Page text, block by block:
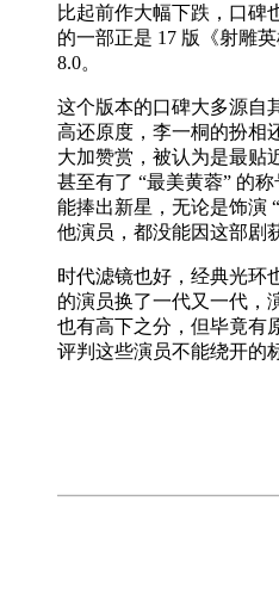
比起前作大幅下跌，口碑
的一部正是 17 版《射雕
8.0。
这个版本的口碑大多源自
高还原度，李一桐的扮相
大加赞赏，被认为是最贴
甚至有了 “最美黄蓉” 的
能捧出新星，无论是饰演
他演员，都没能因这部剧
时代滤镜也好，经典光环
的演员换了一代又一代，
也有高下之分，但毕竟有
评判这些演员不能绕开的